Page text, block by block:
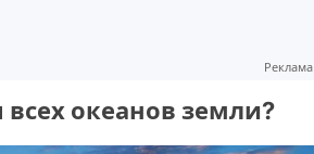
Реклама
океанов земли?